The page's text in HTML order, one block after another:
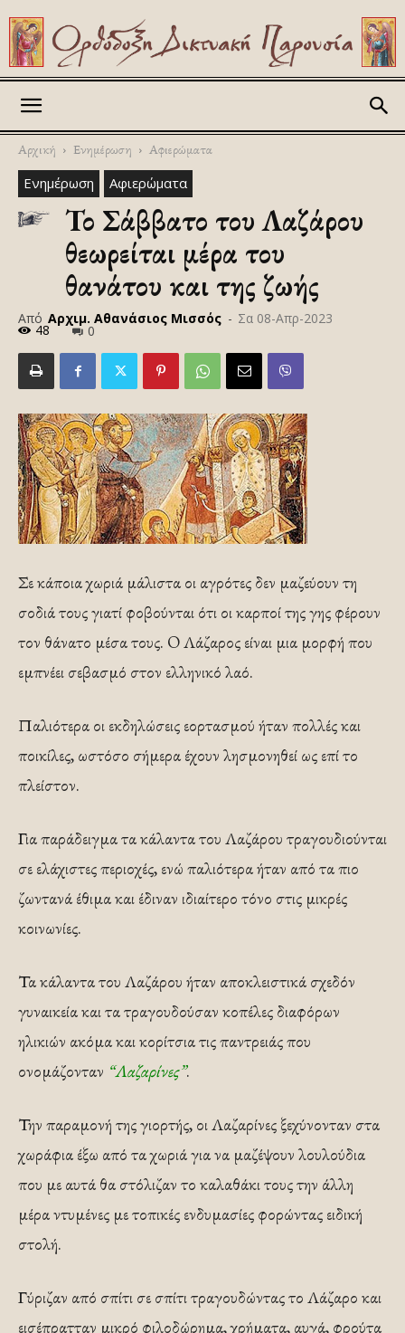
Αρχική Ενημέρωση Αφιερώματα
Ενημέρωση Αφιερώματα
Το Σάββατο του Λαζάρου
θεωρείται μέρα του
θανάτου και της ζωής
Από Αρχιμ. Αθανάσιος Μισσός - Σα 08-Απρ-2023
48 0
Σε κάποια χωριά μάλιστα οι αγρότες δεν μαζεύουν τη
σοδιά τους γιατί φοβούνται ότι οι καρποί της γης φέρουν
τον θάνατο μέσα τους. O Λάζαρος είναι μια μορφή που
εμπνέει σεβασμό στον ελληνικό λαό.
Παλιότερα οι εκδηλώσεις εορτασμού ήταν πολλές και
ποικίλες, ωστόσο σήμερα έχουν λησμονηθεί ως επί το
πλείστον.
Για παράδειγμα τα κάλαντα του Λαζάρου τραγουδιούνται
σε ελάχιστες περιοχές, ενώ παλιότερα ήταν από τα πιο
ζωντανά έθιμα και έδιναν ιδιαίτερο τόνο στις μικρές
κοινωνίες.
Τα κάλαντα του Λαζάρου ήταν αποκλειστικά σχεδόν
γυναικεία και τα τραγουδούσαν κοπέλες διαφόρων
ηλικιών ακόμα και κορίτσια τις παντρειάς που
ονομάζονταν “Λαζαρίνες”.
Την παραμονή της γιορτής, οι Λαζαρίνες ξεχύνονταν στα
χωράφια έξω από τα χωριά για να μαζέψουν λουλούδια
που με αυτά θα στόλιζαν το καλαθάκι τους την άλλη
μέρα ντυμένες με τοπικές ενδυμασίες φορώντας ειδική
στολή.
Γύριζαν από σπίτι σε σπίτι τραγουδώντας το Λάζαρο και
εισέπρατταν μικρό φιλοδώρημα, χρήματα, αυγά, φρούτα